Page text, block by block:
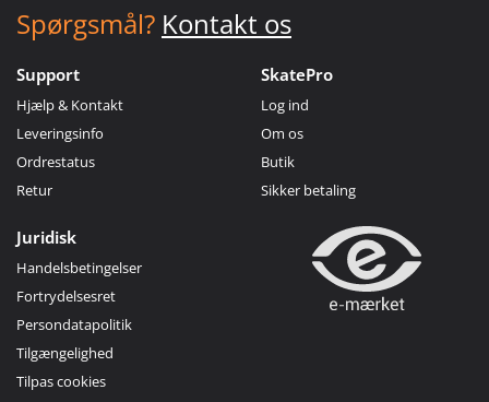
Spørgsmål? Kontakt os
Support
Hjælp & Kontakt
Leveringsinfo
Ordrestatus
Retur
SkatePro
Log ind
Om os
Butik
Sikker betaling
Juridisk
Handelsbetingelser
Fortrydelsesret
Persondatapolitik
Tilgængelighed
Tilpas cookies